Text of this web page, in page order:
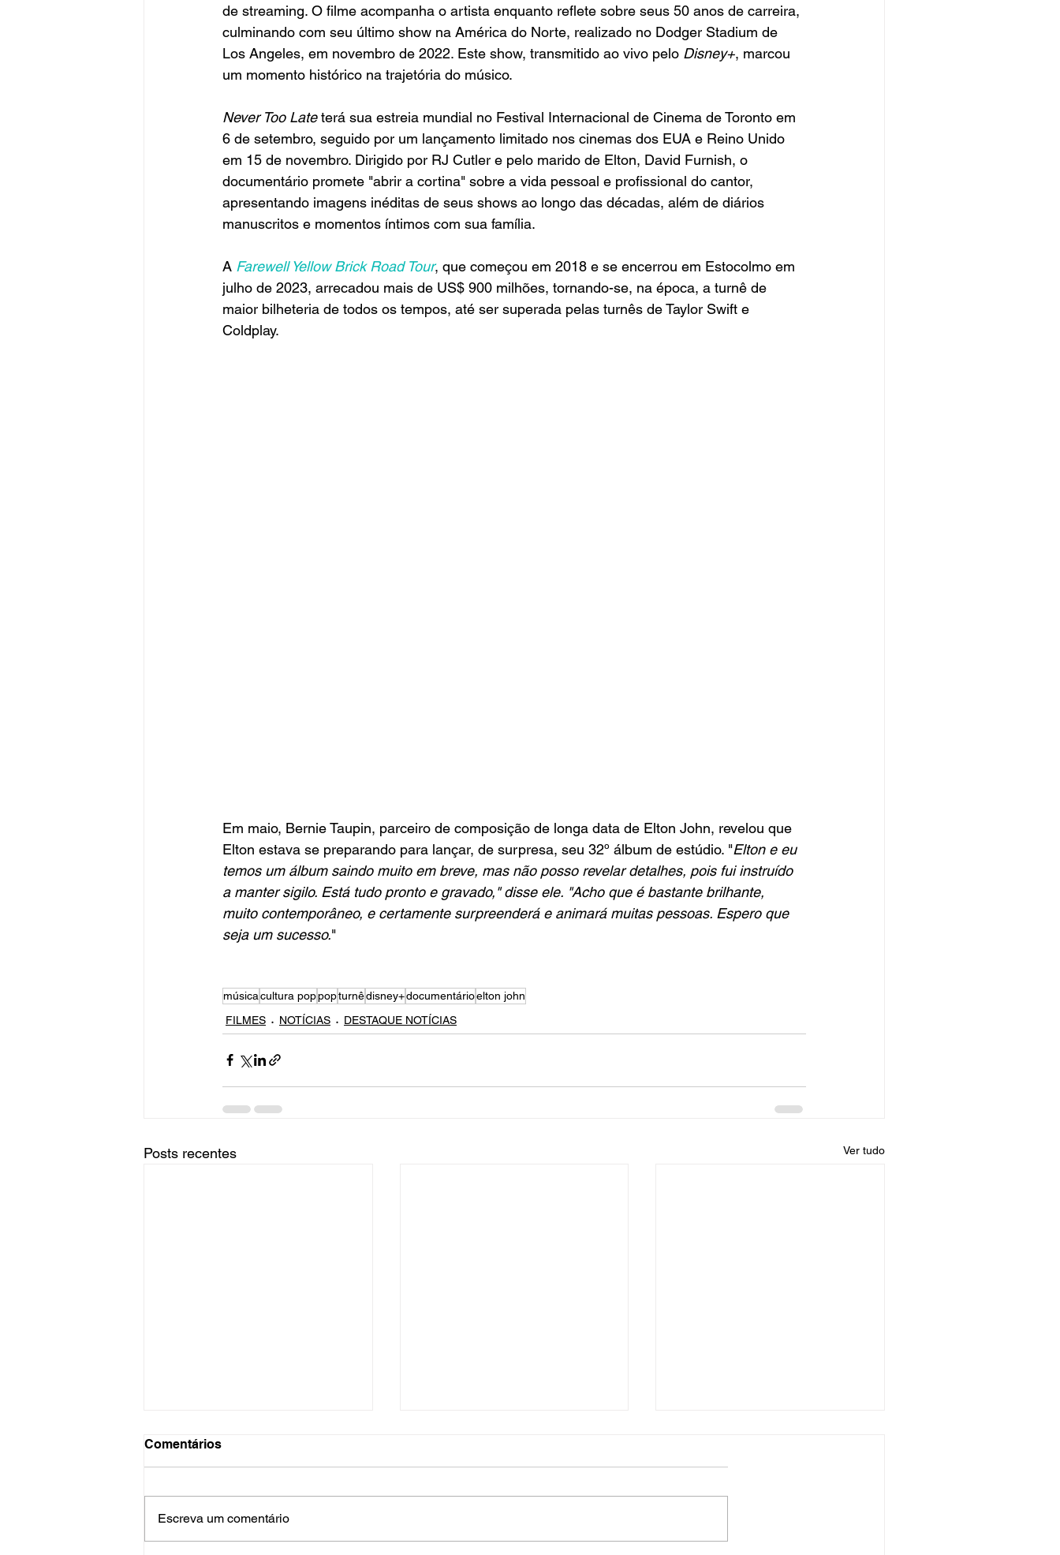
de streaming. O filme acompanha o artista enquanto reflete sobre seus 50 anos de carreira,
culminando com seu último show na América do Norte, realizado no Dodger Stadium de
Los Angeles, em novembro de 2022. Este show, transmitido ao vivo pelo Disney+, marcou
um momento histórico na trajetória do músico.
Never Too Late terá sua estreia mundial no Festival Internacional de Cinema de Toronto em
6 de setembro, seguido por um lançamento limitado nos cinemas dos EUA e Reino Unido
em 15 de novembro. Dirigido por RJ Cutler e pelo marido de Elton, David Furnish, o
documentário promete "abrir a cortina" sobre a vida pessoal e profissional do cantor,
apresentando imagens inéditas de seus shows ao longo das décadas, além de diários
manuscritos e momentos íntimos com sua família.
A Farewell Yellow Brick Road Tour, que começou em 2018 e se encerrou em Estocolmo em
julho de 2023, arrecadou mais de US$ 900 milhões, tornando-se, na época, a turnê de
maior bilheteria de todos os tempos, até ser superada pelas turnês de Taylor Swift e
Coldplay.
Em maio, Bernie Taupin, parceiro de composição de longa data de Elton John, revelou que
Elton estava se preparando para lançar, de surpresa, seu 32º álbum de estúdio. "Elton e eu
temos um álbum saindo muito em breve, mas não posso revelar detalhes, pois fui instruído
a manter sigilo. Está tudo pronto e gravado," disse ele. "Acho que é bastante brilhante,
muito contemporâneo, e certamente surpreenderá e animará muitas pessoas. Espero que
seja um sucesso."
músicacultura poppopturnêdisney+documentárioelton john
FILMES
NOTÍCIAS DESTAQUE NOTÍCIAS
Posts recentes Ver tudo
Comentários
Escreva um comentário